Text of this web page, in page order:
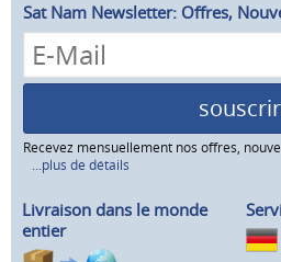
Sat Nam Newsletter: Offres,
Recevez mensuellement nos offres,
...plus de détails
Livraison dans le monde
entier